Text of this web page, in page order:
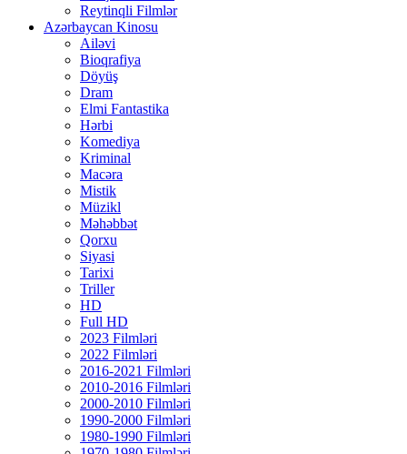
Reytinqli Filmlər
Azərbaycan Kinosu
Ailəvi
Bioqrafiya
Döyüş
Dram
Elmi Fantastika
Hərbi
Komediya
Kriminal
Macəra
Mistik
Müzikl
Məhəbbət
Qorxu
Siyasi
Tarixi
Triller
HD
Full HD
2023 Filmləri
2022 Filmləri
2016-2021 Filmləri
2010-2016 Filmləri
2000-2010 Filmləri
1990-2000 Filmləri
1980-1990 Filmləri